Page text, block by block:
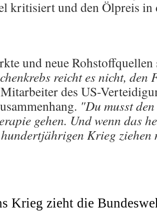
kritisiert und den Ölpreis in
und neue
reicht es nicht, den
des US-
"Du musst
gehen. Und wenn das
Krieg ziehen
Krieg zieht die